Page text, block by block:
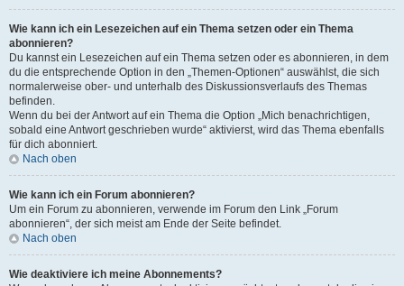
Wie kann ich ein Lesezeichen auf ein Thema setzen oder ein Thema
abonnieren?
Du kannst ein Lesezeichen auf ein Thema setzen oder es abonnieren, in dem
du die entsprechende Option in den „Themen-Optionen“ auswählst, die sich
normalerweise ober- und unterhalb des Diskussionsverlaufs des Themas
befinden.
Wenn du bei der Antwort auf ein Thema die Option „Mich benachrichtigen,
sobald eine Antwort geschrieben wurde“ aktivierst, wird das Thema ebenfalls
für dich abonniert.
Nach oben
Wie kann ich ein Forum abonnieren?
Um ein Forum zu abonnieren, verwende im Forum den Link „Forum
abonnieren“, der sich meist am Ende der Seite befindet.
Nach oben
Wie deaktiviere ich meine Abonnements?